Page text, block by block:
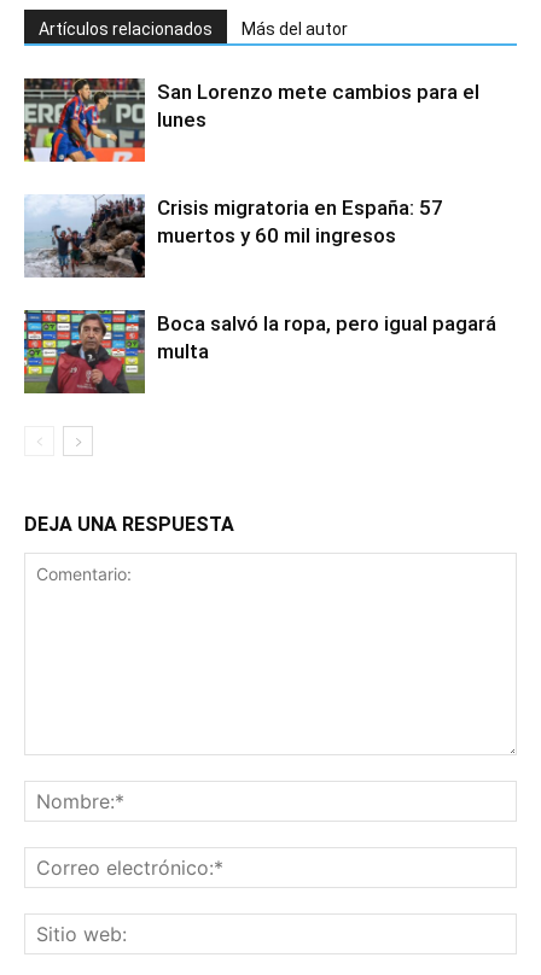
Artículos relacionados Más del autor
San Lorenzo mete cambios para el
lunes
Crisis migratoria en España: 57
muertos y 60 mil ingresos
Boca salvó la ropa, pero igual pagará
multa
DEJA UNA RESPUESTA